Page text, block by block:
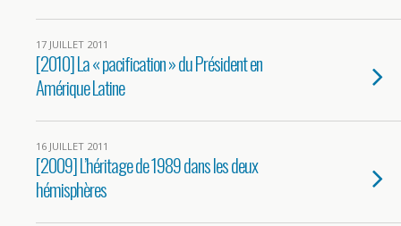
17 JUILLET 2011
[2010] La « pacification » du Président en
Amérique Latine
16 JUILLET 2011
[2009] L’héritage de 1989 dans les deux
hémisphères